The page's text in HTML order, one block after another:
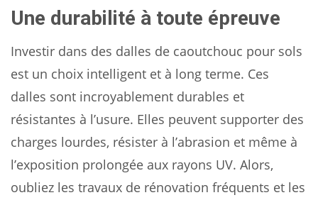
Une durabilité à toute épreuve
Investir dans des dalles de caoutchouc pour sols
est un choix intelligent et à long terme. Ces
dalles sont incroyablement durables et
résistantes à l’usure. Elles peuvent supporter des
charges lourdes, résister à l’abrasion et même à
l’exposition prolongée aux rayons UV. Alors,
oubliez les travaux de rénovation fréquents et les